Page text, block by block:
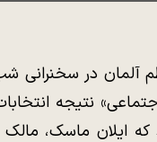
آلمان در سخنرانی
نتیجه
ایلان ماسک،